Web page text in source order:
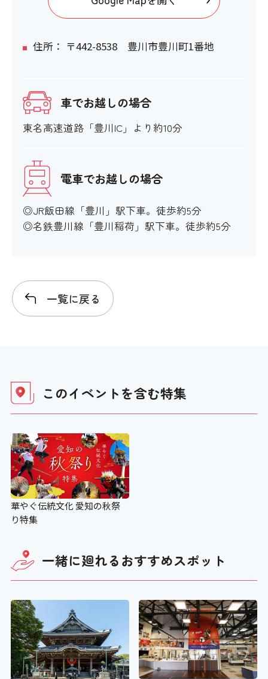
住所： 〒442-8538 豊川市豊川町1番地
車でお越しの場合
東名高速道路「豊川IC」より約10分
電車でお越しの場合
◎JR飯田線「豊川」駅下車。徒歩約5分
◎名鉄豊川線「豊川稲荷」駅下車。徒歩約5分
一覧に戻る
このイベントを含む特集
華やぐ伝統文化 愛知の秋祭
り特集
一緒に廻れるおすすめスポット